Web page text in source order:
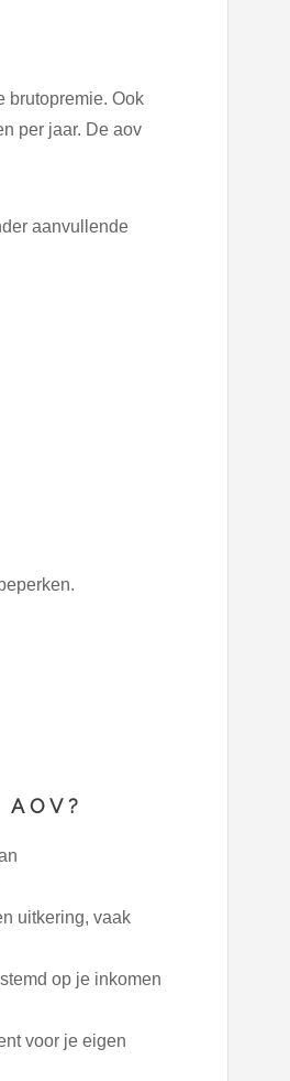
brutopremie. Ook
per jaar. De aov
aanvullende
uitkering, vaak
op je inkomen
voor je eigen